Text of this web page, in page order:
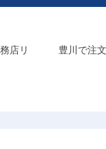
店リ
豊川で注